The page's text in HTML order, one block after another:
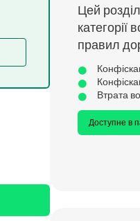
Цей розділ
категорії
правил
Втрата
Доступне в